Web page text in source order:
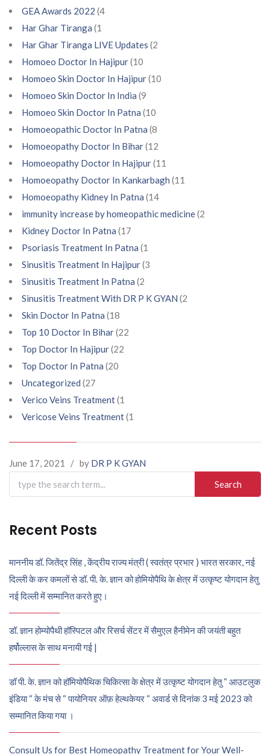
GEA Awards 2022 (4
Har Ghar Tiranga (1
Har Ghar Tiranga LIVE Updates (2
Homoeo Doctor In Hajipur(10
Homoeo Skin Doctor In Hajipur(10
Homoeo Skin Doctor In India (9
Homoeo Skin Doctor In Patna (10
Homoeopathic Doctor In Patna (8
Homoeopathy Doctor In Bihar(12
Homoeopathy Doctor In Hajipur(11
Homoeopathy Doctor In Kankarbagh (11
Homoeopathy Kidney In Patna (14
immunity increase by homeopathic medicine(2
Kidney Doctor In Patna (17
Psoriasis Treatment In Patna (1
Sinusitis Treatment In Hajipur(3
Sinusitis Treatment In Patna (2
Sinusitis Treatment With DR P K GYAN (2
Skin Doctor In Patna (18
Top 10 Doctor In Bihar(22
Top Doctor In Hajipur(22
Top Doctor In Patna (20
Uncategorized (27
Verico Veins Treatment(1
Vericose Veins Treatment(1
June 17, 2021 / by DR P K GYAN
Search
for:
Recent Posts
माननीय डॉ. जितेंद्र सिंह , केंद्रीय राज्य मंत्री ( स्वतंत्र प्रभार ) भारत सरकार, नई
दिल्ली के कर कमलों से डॉ. पी. के. ज्ञान को होमियोपैथि के क्षेत्र में उत्कृष्ट योगदान हेतु
नई दिल्ली में सम्मानित करते हुए।
डॉ. ज्ञान होम्योपैथी हॉस्पिटल और रिसर्च सेंटर में सैमुएल हैनीमेन की जयंती बहुत
हर्षोल्लास के साथ मनायी गई |
डॉ पी. के. ज्ञान को हॉमियोपैथिक चिकित्सा के क्षेत्र में उत्कृष्ट योगदान हेतु “ आउटलुक
इंडिया “ के मंच से “ पायोनियर ऑफ़ हेल्थकेयर “ अवार्ड से दिनांक 3 मई 2023 को
सम्मानित किया गया ।
Consult Us for Best Homeopathy Treatment for Your Well-